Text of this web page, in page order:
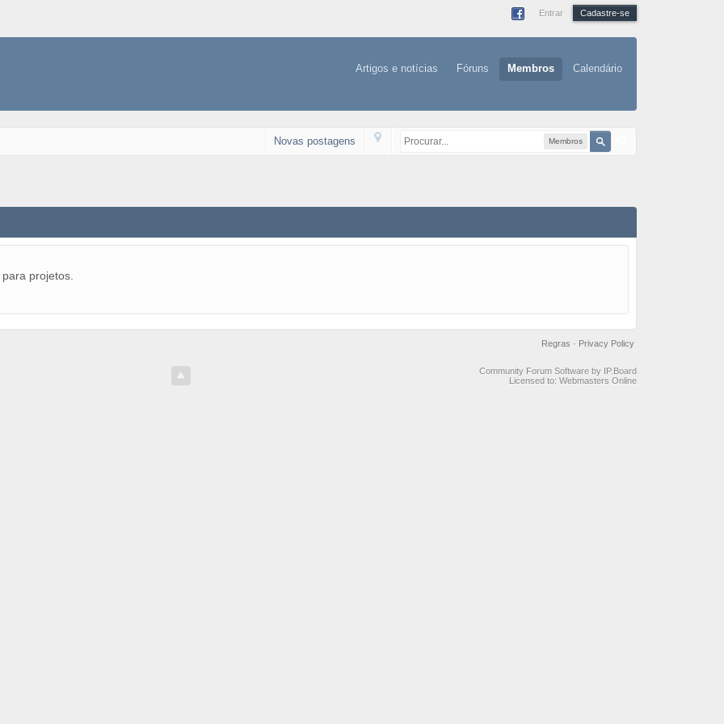
Entrar Cadastre-se
Artigos e notícias Fóruns Membros Calendário
Membros
Novas postagens
projetos.
Privacy Policy
Regras ·
Community Forum Software by IP.Board
Licensed to: Webmasters Online